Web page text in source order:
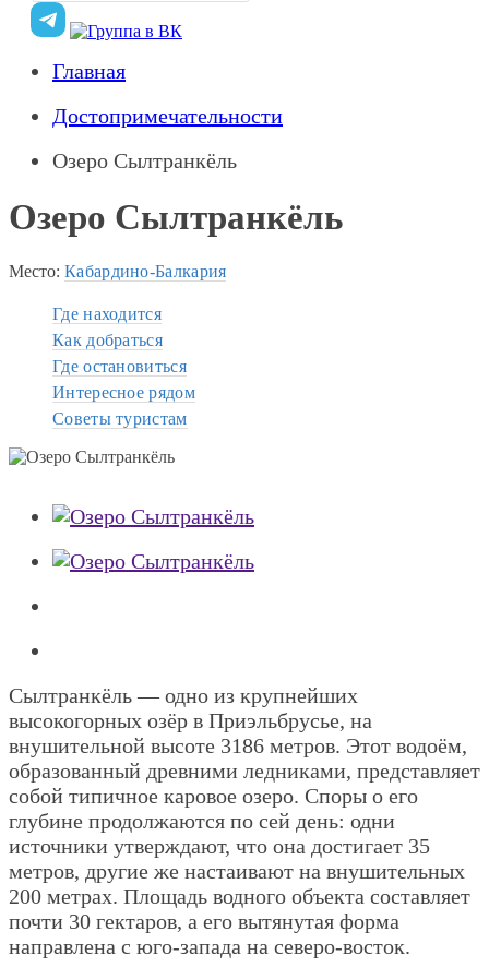
Главная
Достопримечательности
Озеро Сылтранкёль
Озеро Сылтранкёль
Место: Кабардино-Балкария
Где находится
Как добраться
Где остановиться
Интересное рядом
Советы туристам
Сылтранкёль — одно из крупнейших
высокогорных озёр в Приэльбрусье, на
внушительной высоте 3186 метров. Этот водоём,
образованный древними ледниками, представляет
собой типичное каровое озеро. Споры о его
глубине продолжаются по сей день: одни
источники утверждают, что она достигает 35
метров, другие же настаивают на внушительных
200 метрах. Площадь водного объекта составляет
почти 30 гектаров, а его вытянутая форма
направлена с юго-запада на северо-восток.